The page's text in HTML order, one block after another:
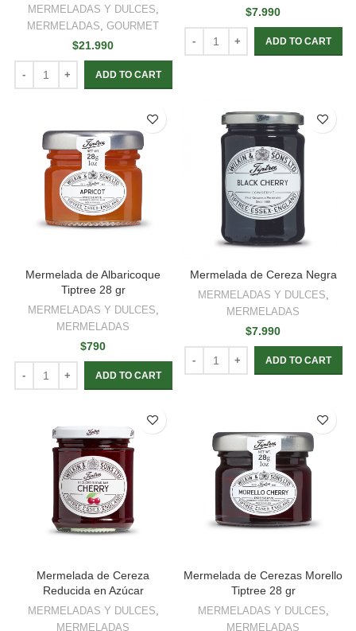
MERMELADAS Y DULCES,
MERMELADAS, GOURMET
$21.990
ADD TO CART
$7.990
ADD TO CART
Mermelada de Albaricoque
Tiptree 28 gr
MERMELADAS Y DULCES,
MERMELADAS
$790
ADD TO CART
Mermelada de Cereza Negra
MERMELADAS Y DULCES,
MERMELADAS
$7.990
ADD TO CART
Mermelada de Cereza
Reducida en Azúcar
MERMELADAS Y DULCES,
MERMELADAS
Mermelada de Cerezas Morello
Tiptree 28 gr
MERMELADAS Y DULCES,
MERMELADAS